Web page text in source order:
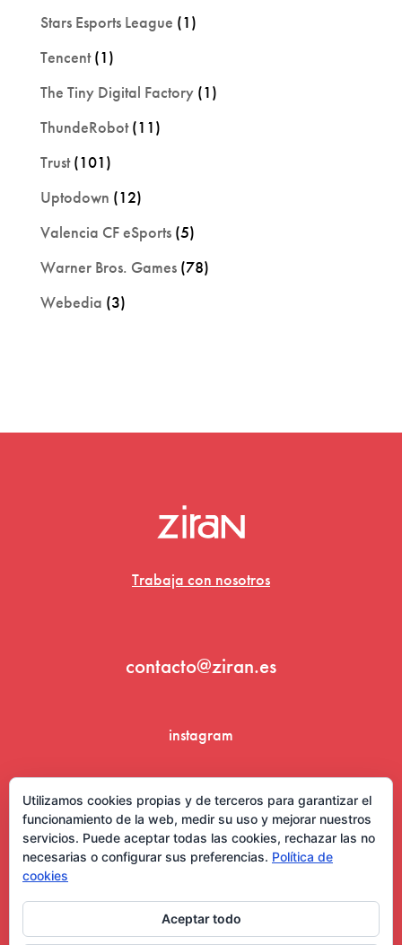
Stars Esports League (1)
Tencent(1)
The Tiny Digital Factory(1)
ThundeRobot(11)
Trust(101)
Uptodown (12)
Valencia CF eSports(5)
Warner Bros. Games(78)
Webedia (3)
Trabaja con nosotros
contacto@ziran.es
instagram
Utilizamos cookies propias y de terceros para garantizar el
funcionamiento de la web, medir su uso y mejorar nuestros
servicios. Puede aceptar todas las cookies, rechazar las no
necesarias o configurar sus preferencias. Política de
cookies
Aceptar todo